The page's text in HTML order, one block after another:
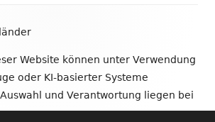
Website können unter Verwendung
oder KI-basierter Systeme
und Verantwortung liegen bei